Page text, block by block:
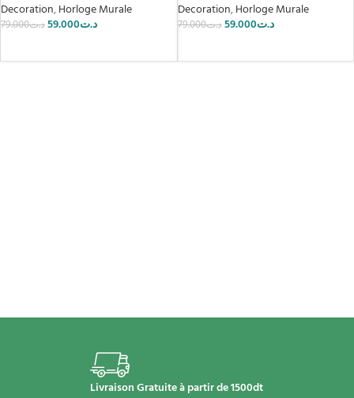
Decoration,Horloge Murale
د.ت79.000 د.ت59.000
Decoration,Horloge Murale
د.ت79.000 د.ت59.000
Livraison Gratuite à partir de 1500dt